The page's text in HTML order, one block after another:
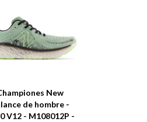
New
de hombre -
V12 - M108012P -